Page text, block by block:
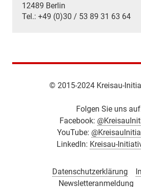
12489 Berlin
Tel.: +49 (0)30 / 53 89 31 63 64
© 2015-2024 Kreisau-
Folgen Sie uns
Facebook:
YouTube:
LinkedIn: Kreisau-
Datenschutzerklärung
Newsletteranmeldung